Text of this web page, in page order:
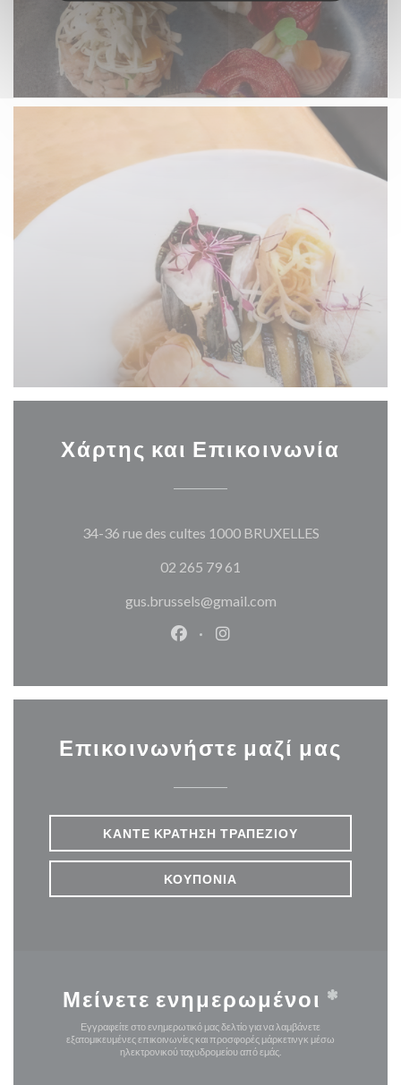
Χάρτης και Επικοινωνία
34-36 rue des cultes 1000 BRUXELLES((ανοίγει σε
02 265 79 61
gus.brussels@gmail.com
Facebook ((ανοίγει σε νέο
Επικοινωνήστε μαζί μας
ΚΆΝΤΕ ΚΡΆΤΗΣΗ ΤΡΑΠΕΖΙΟΎ
ΚΟΥΠΌΝΙΑ
Μείνετε ενημερωμένοι *
Εγγραφείτε στο ενημερωτικό μας δελτίο για να λαμβάνετε
εξατομικευμένες επικοινωνίες και προσφορές μάρκετινγκ μέσω
ηλεκτρονικού ταχυδρομείου από εμάς.